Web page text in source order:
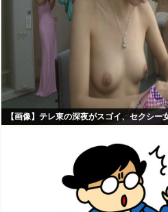
【画像】テレ東の深夜がスゴイ、セクシー